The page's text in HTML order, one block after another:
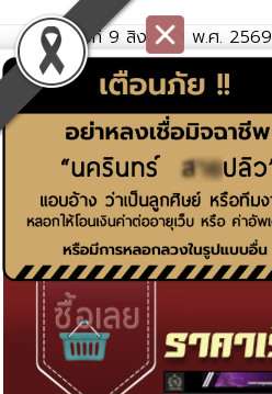
วันอาทิตย์ที่ 9 สิงหาคม พ.ศ. 2569